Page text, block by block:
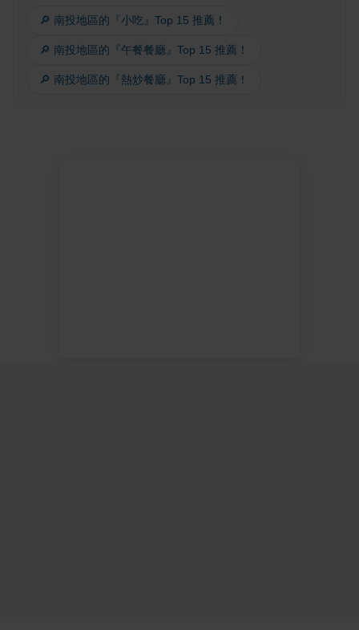
🔎 南投地區的『小吃』Top 15 推薦！
🔎 南投地區的『午餐餐廳』Top 15 推薦！
🔎 南投地區的『熱炒餐廳』Top 15 推薦！